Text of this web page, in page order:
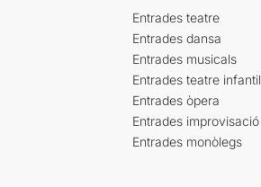
Entrades teatre
Entrades dansa
Entrades musicals
Entrades teatre infantil
Entrades òpera
Entrades improvisació
Entrades monòlegs